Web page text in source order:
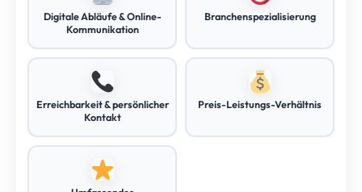
Digitale Abläufe & Online-
Kommunikation
Branchenspezialisierung
Erreichbarkeit & persönlicher
Kontakt
Preis-Leistungs-Verhältnis